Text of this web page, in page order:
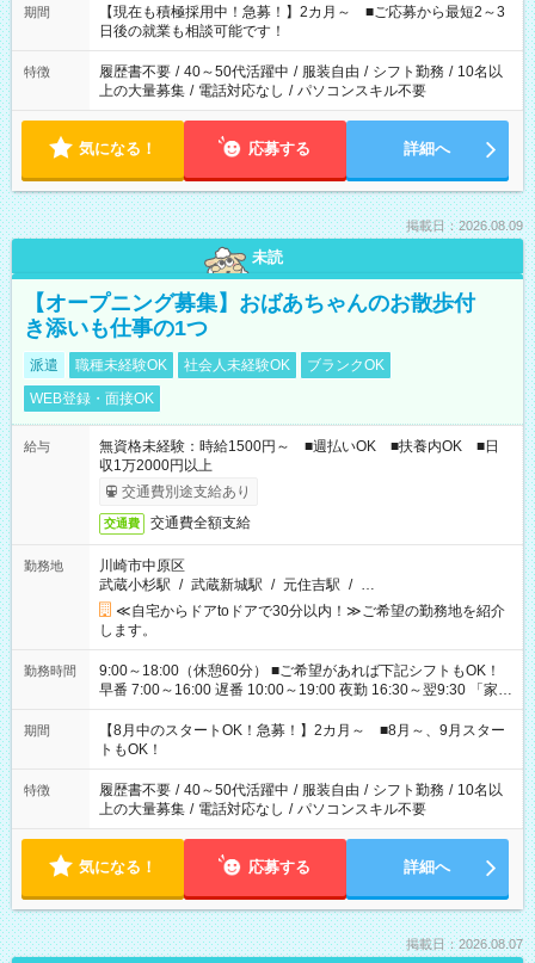
たくない」 など、ご希望を教えてくださいね。 ※Wワーク希望
の方へ 今ご覧のお仕事で希望する勤務時間と、もう1つのお仕事
の勤務時間。 合計で週40時間を超える場合は応募できません。
期間
【現在も積極採用中！急募！】2カ月～ ■ご応募から最短2～3
日後の就業も相談可能です！
特徴 履歴書不要 / 40～50代活躍中 / 服装自由 / シフト勤務 / 10名以
上の大量募集 / 電話対応なし / パソコンスキル不要
気になる！ 応募する 詳細へ
掲載日：2026.08.09
未読
【オープニング募集】おばあちゃんのお散歩付
き添いも仕事の1つ
派遣 職種未経験OK 社会人未経験OK
ブランクOK
WEB登録・面接OK
給与
無資格未経験：時給1500円～ ■週払いOK ■扶養内OK ■日
収1万2000円以上
交通費別途支給あり
交通費 交通費全額支給
勤務地
川崎市中原区
武蔵小杉駅 / 武蔵新城駅 / 元住吉駅 / …
≪自宅からドアtoドアで30分以内！≫ご希望の勤務地を紹介
します。
勤務時間
9:00～18:00（休憩60分） ■ご希望があれば下記シフトもOK！
早番 7:00～16:00 遅番 10:00～19:00 夜勤 16:30～翌9:30 「家族
と休みを合わせたい」 「余裕を持って夕飯の準備がしたい」
「できれば残業はしたくない」 など、ご希望を教えてください
ね。 ※Wワーク希望の方へ 今ご覧のお仕事で希望する勤務時間
と、もう1つのお仕事の勤務時間。 合計で週40時間を超える場
合は応募できません。
期間
【8月中のスタートOK！急募！】2カ月～ ■8月～、9月スター
トもOK！
特徴 履歴書不要 / 40～50代活躍中 / 服装自由 / シフト勤務 / 10名以
上の大量募集 / 電話対応なし / パソコンスキル不要
気になる！ 応募する 詳細へ
掲載日：2026.08.07